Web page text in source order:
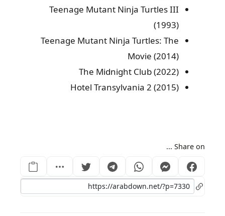
Teenage Mutant Ninja Turtles III
(1993)
Teenage Mutant Ninja Turtles: The
Movie (2014)
The Midnight Club (2022)
Hotel Transylvania 2 (2015)
Share on ...